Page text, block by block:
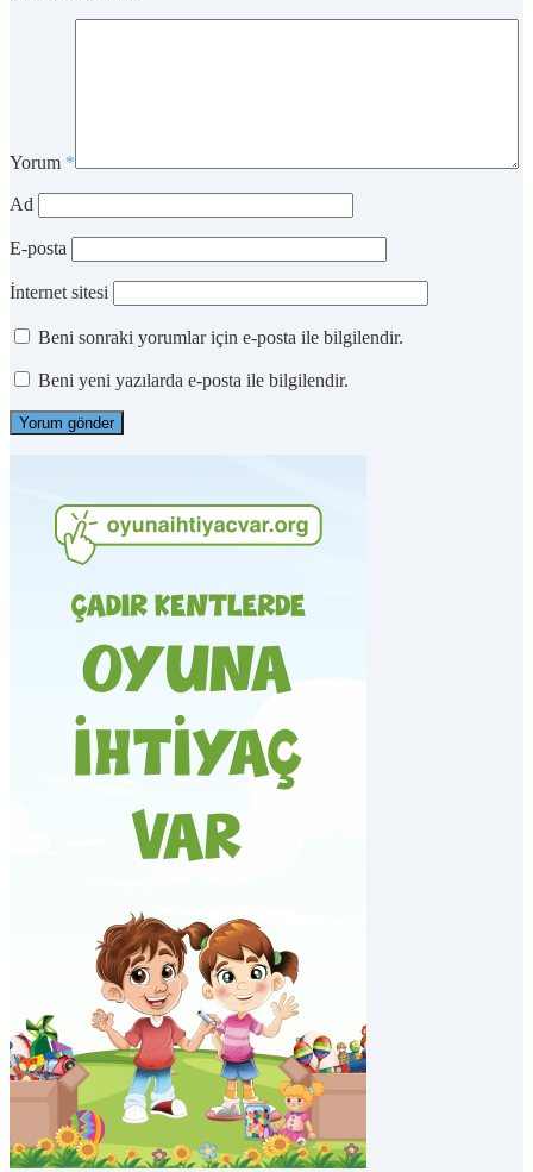
Yorum *
Ad
E-posta
İnternet sitesi
Beni sonraki yorumlar için e-posta ile bilgilendir.
Beni yeni yazılarda e-posta ile bilgilendir.